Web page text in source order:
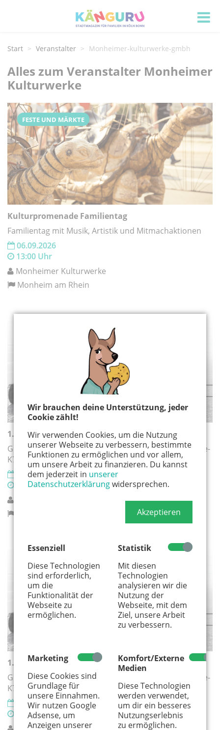
Wir brauchen deine Unterstützung, jeder
Cookie zählt!
Wir verwenden Cookies, um die Nutzung
unserer Webseite zu verbessern, bestimmte
Funktionen zu ermöglichen und vor allem,
um unsere Arbeit zu finanzieren. Du kannst
dem jederzeit in unserer
Datenschutzerklärungwidersprechen.
Akzeptieren
Essenziell
Diese Technologien
sind erforderlich,
um die
Funktionalität der
Webseite zu
ermöglichen.
Statistik
Mit diesen
Technologien
analysieren wir die
Nutzung der
Webseite, mit dem
Ziel, unsere Arbeit
zu verbessern.
Marketing
Diese Cookies sind
Grundlage für
unsere Einnahmen.
Wir nutzen Google
Adsense, um
Anzeigen unserer
Komfort/Externe
Medien
Diese Technologien
werden verwendet,
um dir ein besseres
Nutzungserlebnis
zu ermöglichen.
Start Veranstalter Monheimer-kulturwerke-gmbh
Alles zum Veranstalter Monheimer
Kulturwerke
FESTE UND MÄRKTE
Kulturpromenade Familientag
Familientag mit Musik, Artistik und Mitmachaktionen
06.09.2026
13:00 Uhr
Monheimer Kulturwerke
Monheim am Rhein
1. Kulturraffinerie BIG Bobby Car Meisterschaft
Großes Rennspektakel in Monheim im Kulturraffinerie-
K714-Parkhaus
19.09.2026
09:00 Uhr
SPORT
1. Kulturraffinerie BIG Bobby Car Meisterschaft
Großes Rennspektakel in Monheim im Kulturraffinerie-
K714-Parkhaus
20.09.2026
09:00 Uhr